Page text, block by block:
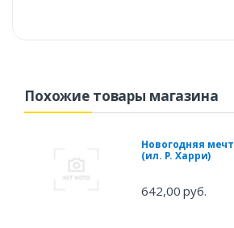
Похожие товары магазина
Новогодняя
(ил. Р. Харри)
642,00 руб.